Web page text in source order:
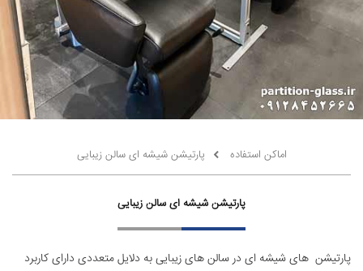
اماکن استفاده پارتیشن شیشه ای سالن زیبایی
پارتیشن شیشه ای سالن زیبایی
پارتیشن های شیشه ای در سالن های زیبایی به دلایل متعددی دارای کاربرد